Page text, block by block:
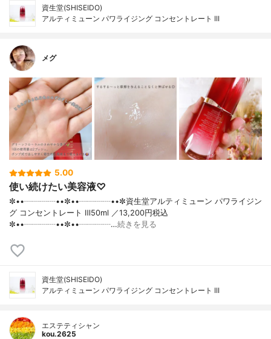
資生堂(SHISEIDO)
アルティミューン パワライジング コンセントレート III
メグ
5.00
使い続けたい美容液♡
✼••┈┈┈┈••✼••┈┈┈┈••✼資生堂アルティミューン パワライジン
グ コンセントレート Ⅲ50ml ／13,200円税込
✼••┈┈┈┈••✼••┈┈┈┈…続きを見る
資生堂(SHISEIDO)
アルティミューン パワライジング コンセントレート III
エステティシャン
kou.2625